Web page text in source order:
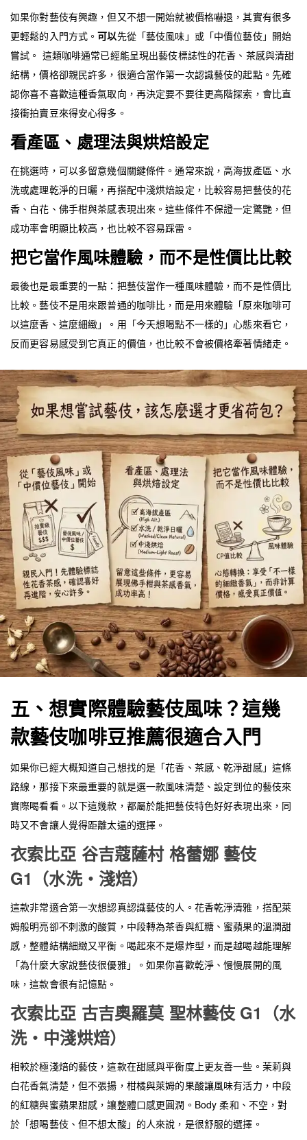
如果你對藝伎有興趣，但又不想一開始就被價格嚇退，其實有很多
更輕鬆的入門方式。可以先從「藝伎風味」或「中價位藝伎」開始
嘗試。 這類咖啡通常已經能呈現出藝伎標誌性的花香、茶感與清甜
結構，價格卻親民許多，很適合當作第一次認識藝伎的起點。先確
認你喜不喜歡這種香氣取向，再決定要不要往更高階探索，會比直
接衝拍賣豆來得安心得多。
看產區、處理法與烘焙設定
在挑選時，可以多留意幾個關鍵條件。通常來說，高海拔產區、水
洗或處理乾淨的日曬，再搭配中淺烘焙設定，比較容易把藝伎的花
香、白花、佛手柑與茶感表現出來。這些條件不保證一定驚艷，但
成功率會明顯比較高，也比較不容易踩雷。
把它當作風味體驗，而不是性價比比較
最後也是最重要的一點：把藝伎當作一種風味體驗，而不是性價比
比較。藝伎不是用來跟普通的咖啡比，而是用來體驗「原來咖啡可
以這麼香、這麼細緻」。用「今天想喝點不一樣的」心態來看它，
反而更容易感受到它真正的價值，也比較不會被價格牽著情緒走。
五、想實際體驗藝伎風味？這幾
款藝伎咖啡豆推薦很適合入門
如果你已經大概知道自己想找的是「花香、茶感、乾淨甜感」這條
路線，那接下來最重要的就是選一款風味清楚、設定到位的藝伎來
實際喝看看。以下這幾款，都屬於能把藝伎特色好好表現出來，同
時又不會讓人覺得距離太遠的選擇。
衣索比亞 谷吉蔻薩村 格蕾娜 藝伎
G1（水洗・淺焙）
這款非常適合第一次想認真認識藝伎的人。花香乾淨清雅，搭配萊
姆般明亮卻不刺激的酸質，中段轉為茶香與紅糖、蜜蘋果的溫潤甜
感，整體結構細緻又平衡。喝起來不是爆炸型，而是越喝越能理解
「為什麼大家說藝伎很優雅」。如果你喜歡乾淨、慢慢展開的風
味，這款會很有記憶點。
衣索比亞 古吉奧羅莫 聖林藝伎 G1（水
洗・中淺烘焙）
相較於極淺焙的藝伎，這款在甜感與平衡度上更友善一些。茉莉與
白花香氣清楚，但不張揚，柑橘與萊姆的果酸讓風味有活力，中段
的紅糖與蜜蘋果甜感，讓整體口感更圓潤。Body 柔和、不空，對
於「想喝藝伎、但不想太酸」的人來說，是很舒服的選擇。